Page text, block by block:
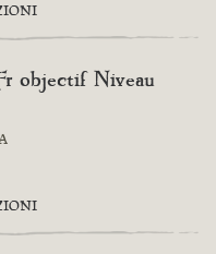
objectif Niveau